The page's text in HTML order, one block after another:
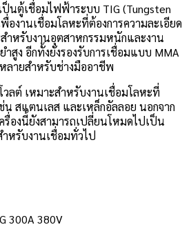
ป็นตู้เชื่อมไฟฟ้าระบบ TIG (Tungsten
องานเชื่อมโลหะที่ต้องการความละเอียด
ำหรับงานอุตสาหกรรมหนักและงาน
สูง อีกทั้งยังรองรับการเชื่อมแบบ MMA
ลายสำหรับช่างมืออาชีพ
ลต์ เหมาะสำหรับงานเชื่อมโลหะที่
น สแตนเลส และเหล็กอัลลอย นอกจาก
รื่องนี้ยังสามารถเปลี่ยนโหมดไปเป็น
ำหรับงานเชื่อมทั่วไป